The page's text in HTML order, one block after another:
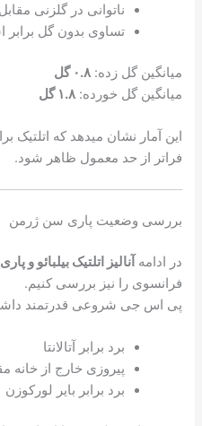
ناتوانی در گلزنی
تساوی بدون گل برابر
میانگین گل زده:۰.۸ گل
میانگین گل خورده:۱.۸ گل
این آمار نشان میدهد که اتلتیک
فراتر از حد معمول ظاهر شود.
بررسی وضعیت پاری سن ژرمن
در ادامه آنالیز اتلتیک بیلبائو و
فرانسوی را نیز بررسی کنیم.
پی اس جی شروعی قدرتمند
برد برابر آتالانتا
پیروزی خارج از خانه
برد برابر بایر لورکوزن